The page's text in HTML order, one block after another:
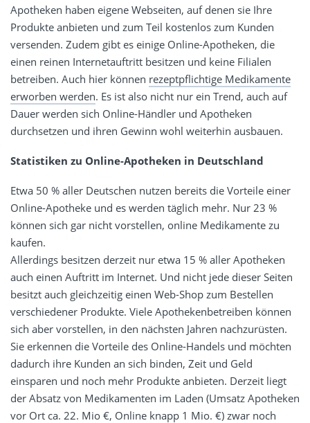
Apotheken haben eigene Webseiten, auf denen sie Ihre
Produkte anbieten und zum Teil kostenlos zum Kunden
versenden. Zudem gibt es einige Online-Apotheken, die
einen reinen Internetauftritt besitzen und keine Filialen
betreiben. Auch hier können rezeptpflichtige Medikamente
erworben werden. Es ist also nicht nur ein Trend, auch auf
Dauer werden sich Online-Händler und Apotheken
durchsetzen und ihren Gewinn wohl weiterhin ausbauen.
Statistiken zu Online-Apotheken in Deutschland
Etwa 50 % aller Deutschen nutzen bereits die Vorteile einer
Online-Apotheke und es werden täglich mehr. Nur 23 %
können sich gar nicht vorstellen, online Medikamente zu
kaufen.
Allerdings besitzen derzeit nur etwa 15 % aller Apotheken
auch einen Auftritt im Internet. Und nicht jede dieser Seiten
besitzt auch gleichzeitig einen Web-Shop zum Bestellen
verschiedener Produkte. Viele Apothekenbetreiben können
sich aber vorstellen, in den nächsten Jahren nachzurüsten.
Sie erkennen die Vorteile des Online-Handels und möchten
dadurch ihre Kunden an sich binden, Zeit und Geld
einsparen und noch mehr Produkte anbieten. Derzeit liegt
der Absatz von Medikamenten im Laden (Umsatz Apotheken
vor Ort ca. 22. Mio €, Online knapp 1 Mio. €) zwar noch